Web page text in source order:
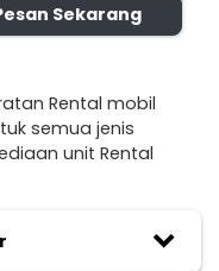
Sekarang
Rental mobil
semua jenis
unit Rental
keyboard_arrow_down